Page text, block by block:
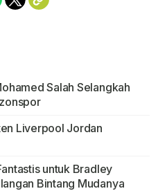
Salah Selangkah
Liverpool Jordan
untuk Bradley
Bintang Mudanya